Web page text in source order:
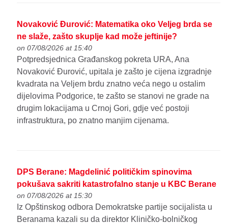
Novaković Đurović: Matematika oko Veljeg brda se
ne slaže, zašto skuplje kad može jeftinije?
on 07/08/2026 at 15:40
Potpredsjednica Građanskog pokreta URA, Ana
Novaković Đurović, upitala je zašto je cijena izgradnje
kvadrata na Veljem brdu znatno veća nego u ostalim
dijelovima Podgorice, te zašto se stanovi ne grade na
drugim lokacijama u Crnoj Gori, gdje već postoji
infrastruktura, po znatno manjim cijenama.
DPS Berane: Magdelinić političkim spinovima
pokušava sakriti katastrofalno stanje u KBC Berane
on 07/08/2026 at 15:30
Iz Opštinskog odbora Demokratske partije socijalista u
Beranama kazali su da direktor Kliničko-bolničkog